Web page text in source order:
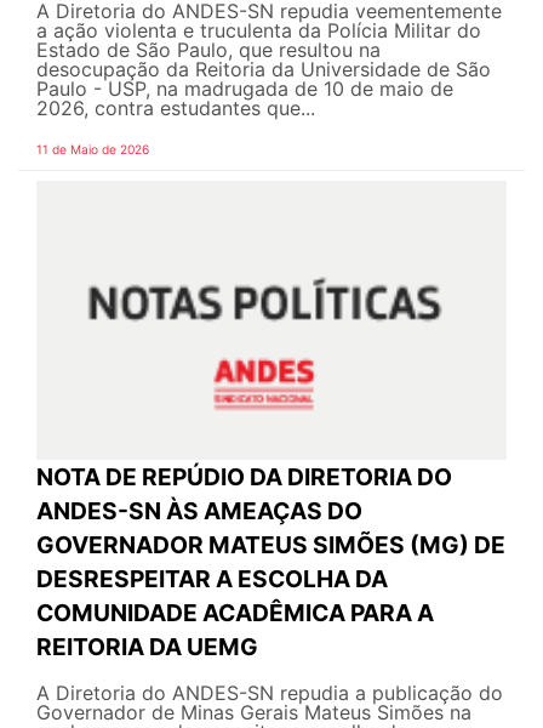
A Diretoria do ANDES-SN repudia veementemente
a ação violenta e truculenta da Polícia Militar do
Estado de São Paulo, que resultou na
desocupação da Reitoria da Universidade de São
Paulo - USP, na madrugada de 10 de maio de
2026, contra estudantes que...
11 de Maio de 2026
NOTA DE REPÚDIO DA DIRETORIA DO
ANDES-SN ÀS AMEAÇAS DO
GOVERNADOR MATEUS SIMÕES (MG) DE
DESRESPEITAR A ESCOLHA DA
COMUNIDADE ACADÊMICA PARA A
REITORIA DA UEMG
A Diretoria do ANDES-SN repudia a publicação do
Governador de Minas Gerais Mateus Simões na